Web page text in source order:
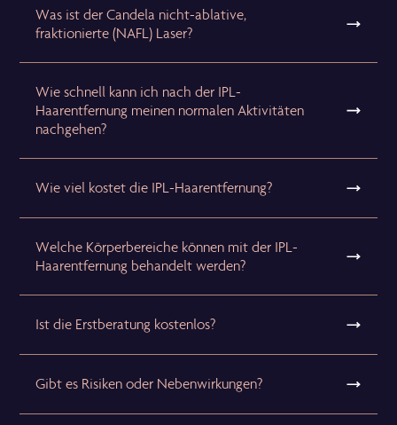
Was ist der Candela nicht-ablative,
fraktionierte (NAFL) Laser?
Wie schnell kann ich nach der IPL-
Haarentfernung meinen normalen Aktivitäten
nachgehen?
Wie viel kostet die IPL-Haarentfernung?
Welche Körperbereiche können mit der IPL-
Haarentfernung behandelt werden?
Ist die Erstberatung kostenlos?
Gibt es Risiken oder Nebenwirkungen?